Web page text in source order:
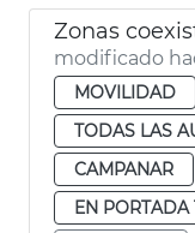
modificado
MOVILIDAD
TODAS LAS
CAMPANAR
EN PORTADA